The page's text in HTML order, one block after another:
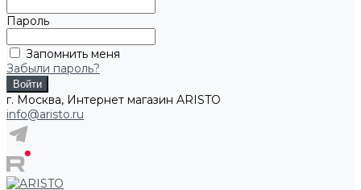
Пароль
Запомнить меня
Забыли пароль?
г. Москва, Интернет магазин ARISTO
info@aristo.ru